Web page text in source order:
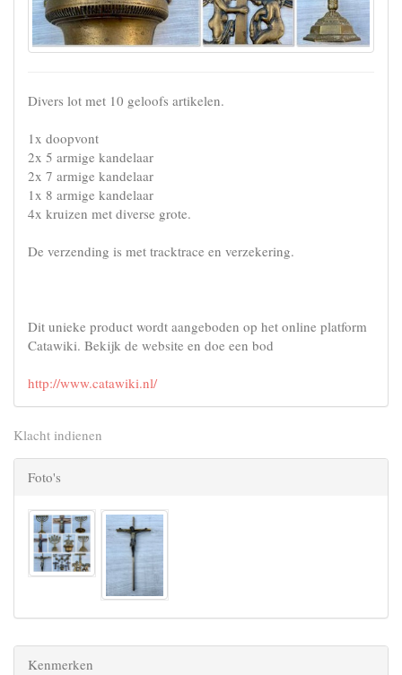
Divers lot met 10 geloofs artikelen.
1x doopvont
2x 5 armige kandelaar
2x 7 armige kandelaar
1x 8 armige kandelaar
4x kruizen met diverse grote.
De verzending is met tracktrace en verzekering.
Dit unieke product wordt aangeboden op het online platform
Catawiki. Bekijk de website en doe een bod
http://www.catawiki.nl/
Klacht indienen
Foto's
Kenmerken